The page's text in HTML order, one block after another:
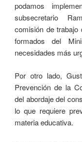
podamos
subsecretario
comisión de
formados del
necesidades más
Por otro lado,
Prevención de la
del abordaje del
lo que requiere
materia educativa.